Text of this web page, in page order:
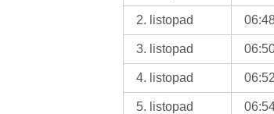
2. listopad
3. listopad
4. listopad 06:52
5. listopad